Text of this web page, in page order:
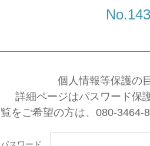
個人情報等保護の
詳細ページはパスワード保
をご希望の方は、080-3464-